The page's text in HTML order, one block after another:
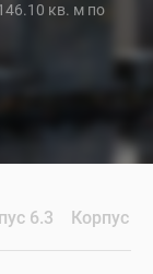
кв. м по
6.3 Корпус